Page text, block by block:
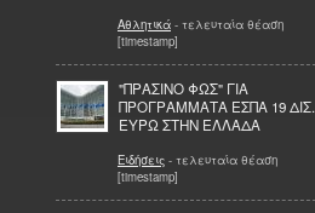
Αθλητικά - τελευταία θέαση
[timestamp]
"ΠΡΑΣΙΝΟ ΦΩΣ" ΓΙΑ
ΠΡΟΓΡΑΜΜΑΤΑ ΕΣΠΑ 19 ΔΙΣ.
ΕΥΡΩ ΣΤΗΝ ΕΛΛΑΔΑ
Ειδήσεις - τελευταία θέαση
[timestamp]